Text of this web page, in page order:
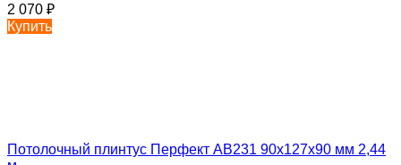
2 070 ₽
Купить
Потолочный плинтус Перфект AB231 90х127х90 мм 2,44